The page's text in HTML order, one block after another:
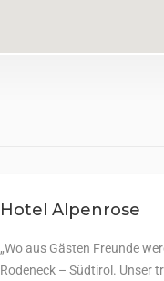
Hotel Alpenrose
„Wo aus Gästen Freunde
Rodeneck – Südtirol. Unser